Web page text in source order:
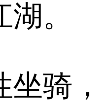
。
骑，